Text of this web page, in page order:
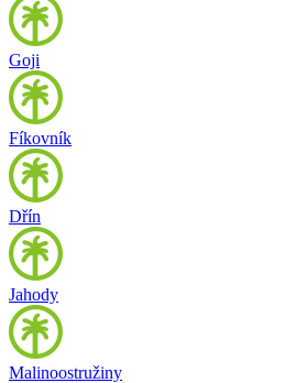
Goji
Fíkovník
Dřín
Jahody
Malinoostružiny